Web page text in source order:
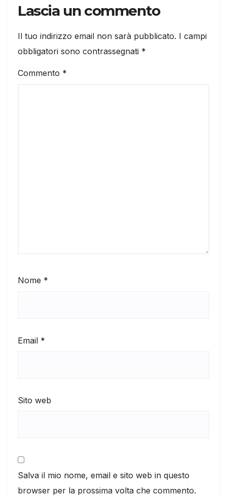
Lascia un commento
Il tuo indirizzo email non sarà pubblicato. I campi
obbligatori sono contrassegnati *
Commento *
Nome *
Email *
Sito web
Salva il mio nome, email e sito web in questo
browser per la prossima volta che commento.